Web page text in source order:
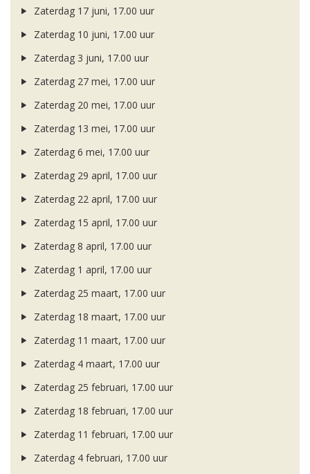
Zaterdag 17 juni, 17.00 uur
Zaterdag 10 juni, 17.00 uur
Zaterdag 3 juni, 17.00 uur
Zaterdag 27 mei, 17.00 uur
Zaterdag 20 mei, 17.00 uur
Zaterdag 13 mei, 17.00 uur
Zaterdag 6 mei, 17.00 uur
Zaterdag 29 april, 17.00 uur
Zaterdag 22 april, 17.00 uur
Zaterdag 15 april, 17.00 uur
Zaterdag 8 april, 17.00 uur
Zaterdag 1 april, 17.00 uur
Zaterdag 25 maart, 17.00 uur
Zaterdag 18 maart, 17.00 uur
Zaterdag 11 maart, 17.00 uur
Zaterdag 4 maart, 17.00 uur
Zaterdag 25 februari, 17.00 uur
Zaterdag 18 februari, 17.00 uur
Zaterdag 11 februari, 17.00 uur
Zaterdag 4 februari, 17.00 uur